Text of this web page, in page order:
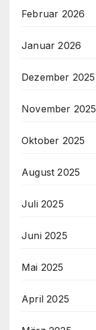
Februar 2026
Januar 2026
Dezember 2025
November 2025
Oktober 2025
August 2025
Juli 2025
Juni 2025
Mai 2025
April 2025